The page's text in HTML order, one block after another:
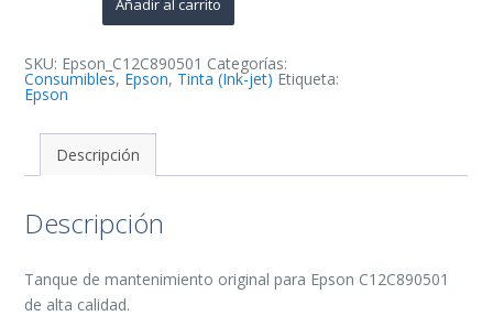
Añadir al carrito
SKU: Epson_C12C890501 Categorías:
Consumibles, Epson, Tinta (Ink-jet) Etiqueta:
Epson
Descripción
Descripción
Tanque de mantenimiento original para Epson C12C890501
de alta calidad.